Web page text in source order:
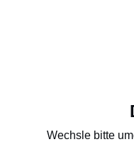
Wechsle bitte